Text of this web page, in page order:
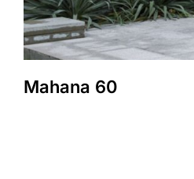
Mahana 60